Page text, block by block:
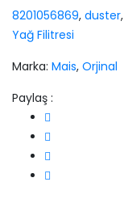
8201056869, duster,
Yağ Filitresi
Marka: Mais, Orjinal
Paylaş :